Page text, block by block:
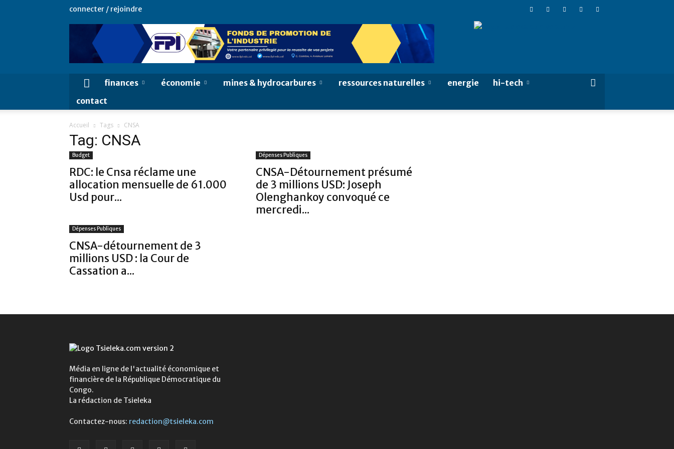
connecter / rejoindre
finances économie mines & hydrocarbures ressources naturelles energie
hi-tech
contact
Accueil Tags CNSA
Tag: CNSA
Budget
RDC: le Cnsa réclame une
allocation mensuelle de 61.000
Usd pour...
Dépenses Publiques
CNSA-Détournement présumé
de 3 millions USD: Joseph
Olenghankoy convoqué ce
mercredi...
Dépenses Publiques
CNSA-détournement de 3
millions USD : la Cour de
Cassation a...
Média en ligne de l'actualité économique et
financière de la République Démocratique du
Congo.
La rédaction de Tsieleka
Contactez-nous: redaction@tsieleka.com